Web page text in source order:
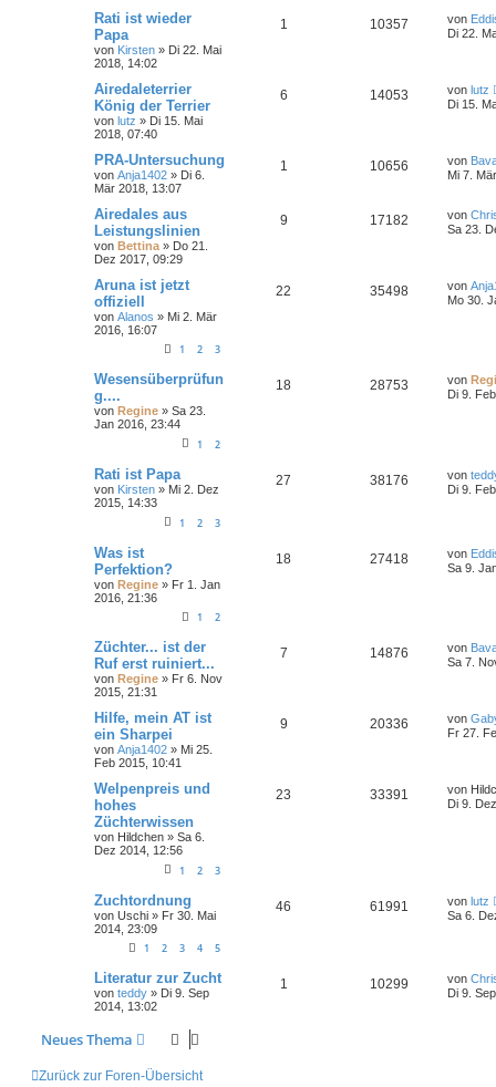
Rati ist wieder
Papa
von Kirsten » Di 22. Mai
2018, 14:02
1 10357 von
Di 22.
Airedaleterrier
König der Terrier
von lutz » Di 15. Mai
2018, 07:40
6 14053 von lutz
Di 15.
PRA-Untersuchung
von Anja1402 » Di 6.
Mär 2018, 13:07
1 10656 von
Mi 7.
Airedales aus
Leistungslinien
von Bettina » Do 21.
Dez 2017, 09:29
9 17182 von
Sa 23.
Aruna ist jetzt
offiziell
von Alanos » Mi 2. Mär
2016, 16:07
1 2 3
22 35498 von
Mo 30.
Wesensüberprüfun
g....
von Regine » Sa 23.
Jan 2016, 23:44
1 2
18 28753 von
Di 9.
Rati ist Papa
von Kirsten » Mi 2. Dez
2015, 14:33
1 2 3
27 38176 von
Di 9.
Was ist
Perfektion?
von Regine » Fr 1. Jan
2016, 21:36
1 2
18 27418 von
Sa 9.
Züchter... ist der
Ruf erst ruiniert...
von Regine » Fr 6. Nov
2015, 21:31
7 14876 von
Sa 7.
Hilfe, mein AT ist
ein Sharpei
von Anja1402 » Mi 25.
Feb 2015, 10:41
9 20336 von
Fr 27.
Welpenpreis und
hohes
Züchterwissen
von Hildchen » Sa 6.
Dez 2014, 12:56
1 2 3
23 33391 von
Di 9.
Zuchtordnung
von Uschi » Fr 30. Mai
2014, 23:09
1 2 3 4 5
46 61991 von lutz
Sa 6.
Literatur zur Zucht
von teddy » Di 9. Sep
2014, 13:02
1 10299 von
Di 9.
Neues Thema
Zurück zur Foren-Übersicht